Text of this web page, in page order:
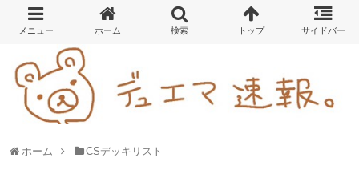
ホーム CSデッキリスト